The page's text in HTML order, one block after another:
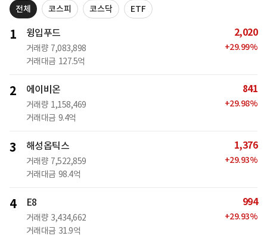
전체 코스피 코스닥 ETF
1 윙입푸드
거래량 7,083,898
거래대금 127.5억
2,020
+29.99%
2 에이비온
거래량 1,158,469
거래대금 9.4억
841
+29.98%
3 해성옵틱스
거래량 7,522,859
거래대금 98.4억
1,376
+29.93%
4 E8
거래량 3,434,662
거래대금 31.9억
994
+29.93%